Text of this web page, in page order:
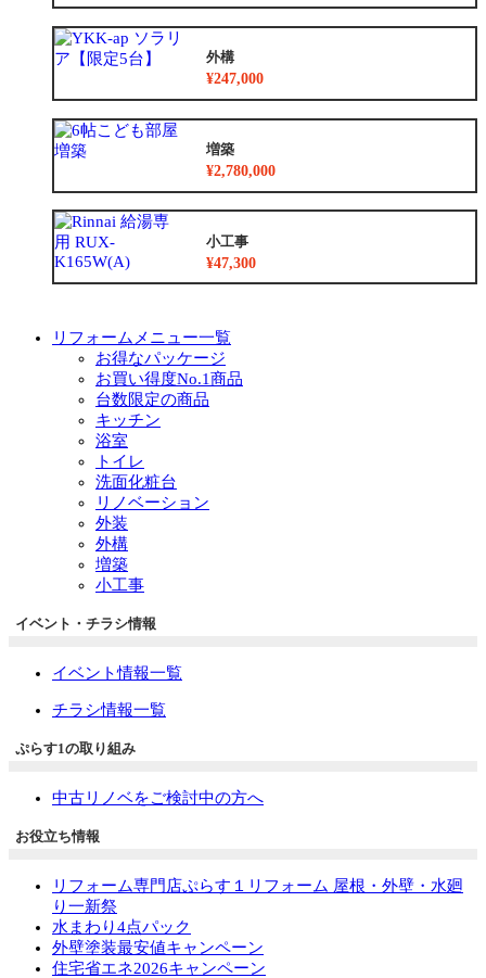
外構
¥247,000
増築
¥2,780,000
小工事
¥47,300
リフォームメニュー一覧
お得なパッケージ
お買い得度No.1商品
台数限定の商品
キッチン
浴室
トイレ
洗面化粧台
リノベーション
外装
外構
増築
小工事
イベント・チラシ情報
イベント情報一覧
チラシ情報一覧
ぷらす1の取り組み
中古リノベをご検討中の方へ
お役立ち情報
リフォーム専門店ぷらす１リフォーム 屋根・外壁・水廻
り一新祭
水まわり4点パック
外壁塗装最安値キャンペーン
住宅省エネ2026キャンペーン